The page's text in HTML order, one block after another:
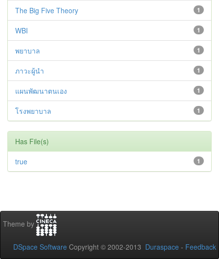
1
The Big Five Theory
1
WBI
1
พยาบาล
1
ภาวะผู้นำ
1
แผนพัฒนาตนเอง
1
โรงพยาบาล
Has File(s)
1
true
Theme by
DSpace Software Copyright © 2002-2013 Duraspace - Feedback